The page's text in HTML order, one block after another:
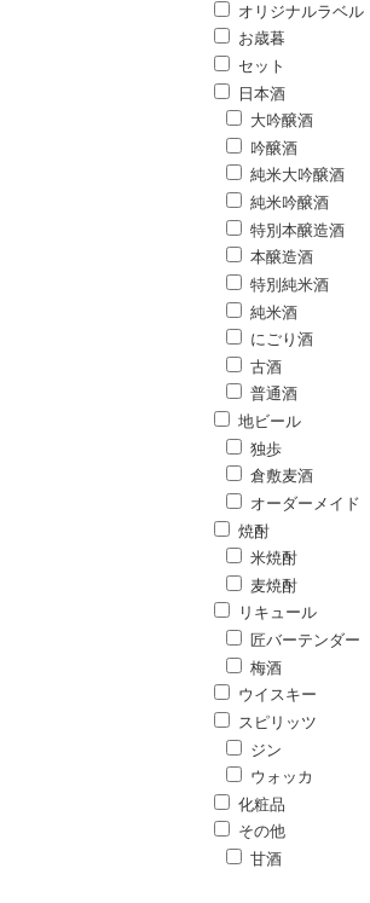
オリジナルラベル
お歳暮
セット
日本酒
大吟醸酒
吟醸酒
純米大吟醸酒
純米吟醸酒
特別本醸造酒
本醸造酒
特別純米酒
純米酒
にごり酒
古酒
普通酒
地ビール
独歩
倉敷麦酒
オーダーメイド
焼酎
米焼酎
麦焼酎
リキュール
匠バーテンダー
梅酒
ウイスキー
スピリッツ
ジン
ウォッカ
化粧品
その他
甘酒